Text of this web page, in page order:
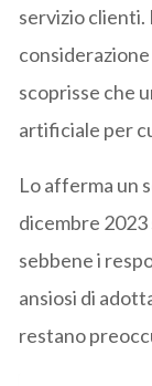
servizio clienti.
scoprisse che
artificiale per
Lo afferma un
dicembre 2023
sebbene i
ansiosi di
restano